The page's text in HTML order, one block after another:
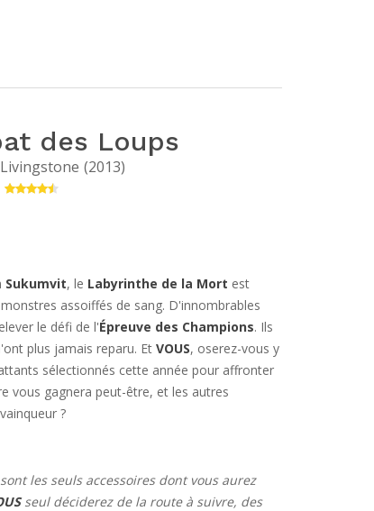
des Loups
(2013)
Sukumvit, le Labyrinthe de la Mort est
assoiffés de sang. D'innombrables
le défi de l'Épreuve des Champions. Ils
plus jamais reparu. Et VOUS, oserez-vous y
sélectionnés cette année pour affronter
vous gagnera peut-être, et les autres
?
les seuls accessoires dont vous aurez
seul déciderez de la route à suivre, des